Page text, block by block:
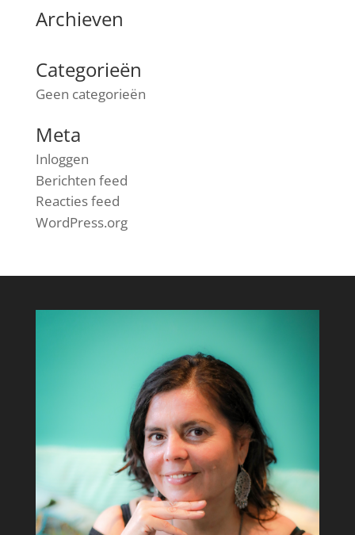
Archieven
Categorieën
Geen categorieën
Meta
Inloggen
Berichten feed
Reacties feed
WordPress.org